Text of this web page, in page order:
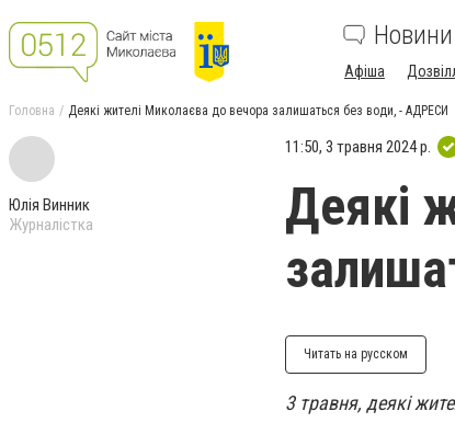
Новини
Афіша
Головна Деякі жителі Миколаєва до вечора залишаться без води, - АДРЕСИ
Юлія Винник
Журналістка
11:50, 3 травня 2024 р.
Деякі
Читать на русском
3 травня, деякі